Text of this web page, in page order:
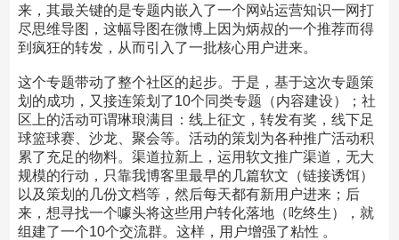
来，其最关键的是专题内嵌入了一个网站运营知识一网打
尽思维导图，这幅导图在微博上因为炳叔的一个推荐而得
到疯狂的转发，从而引入了一批核心用户进来。
这个专题带动了整个社区的起步。于是，基于这次专题策
划的成功，又接连策划了10个同类专题（内容建设）；社
区上的活动可谓琳琅满目：线上征文，转发有奖，线下足
球篮球赛、沙龙、聚会等。活动的策划为各种推广活动积
累了充足的物料。渠道拉新上，运用软文推广渠道，无大
规模的行动，只靠我博客里最早的几篇软文（链接诱饵）
以及策划的几份文档等，然后每天都有新用户进来；后
来，想寻找一个噱头将这些用户转化落地（吃终生），就
组建了一个10个交流群。这样，用户增强了粘性 。